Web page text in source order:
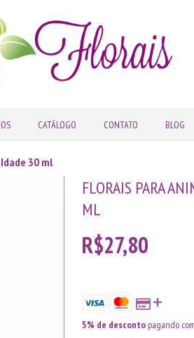
CATÁLOGO CONTATO BLOG
30 ml
FLORAIS PARA
ML
R$27,80
5% de desconto pagando